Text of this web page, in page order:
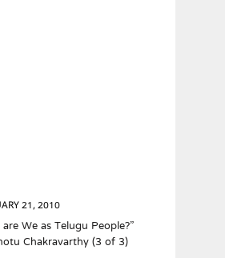
21, 2010
We as Telugu People?”
Chakravarthy (3 of 3)